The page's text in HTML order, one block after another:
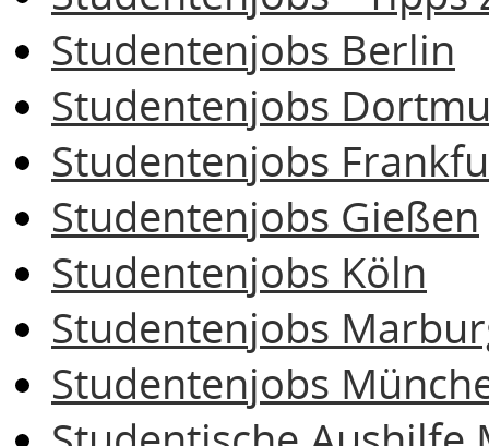
Studentenjobs Berlin
Studentenjobs
Studentenjobs
Studentenjobs Gießen
Studentenjobs Köln
Studentenjobs
Studentenjobs